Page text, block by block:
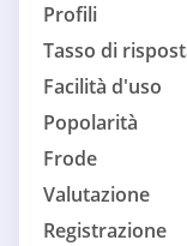
Profili
Tasso di
Facilità d'uso
Popolarità
Frode
Valutazione
Registrazione